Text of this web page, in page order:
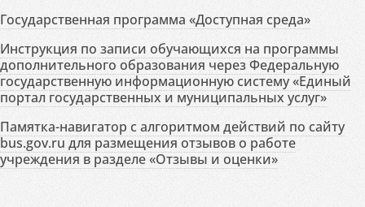
Государственная программа «Доступная среда»
Инструкция по записи обучающихся на программы
дополнительного образования через Федеральную
государственную информационную систему «Единый
портал государственных и муниципальных услуг»
Памятка-навигатор с алгоритмом действий по сайту
bus.gov.ru для размещения отзывов о работе
учреждения в разделе «Отзывы и оценки»